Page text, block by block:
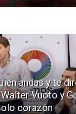
andas y te
Vuoto y
corazón